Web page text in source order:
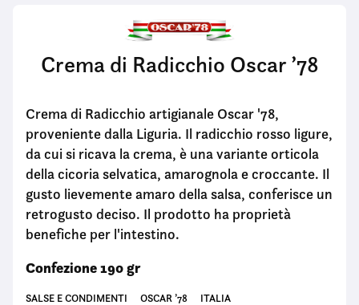
Crema di Radicchio Oscar ’78
Crema di Radicchio artigianale Oscar '78,
proveniente dalla Liguria. Il radicchio rosso ligure,
da cui si ricava la crema, è una variante orticola
della cicoria selvatica, amarognola e croccante. Il
gusto lievemente amaro della salsa, conferisce un
retrogusto deciso. Il prodotto ha proprietà
benefiche per l'intestino.
Confezione 190 gr
SALSE E CONDIMENTI OSCAR ’78 ITALIA